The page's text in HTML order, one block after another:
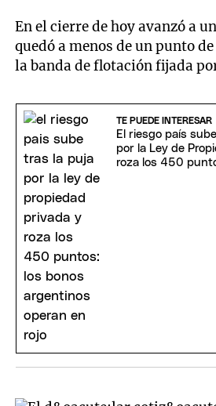
En el cierre de hoy avanzó a
quedó a menos de un punto
la banda de flotación fijada
TE PUEDE INTERESAR
El riesgo país
por la Ley de
roza los 450